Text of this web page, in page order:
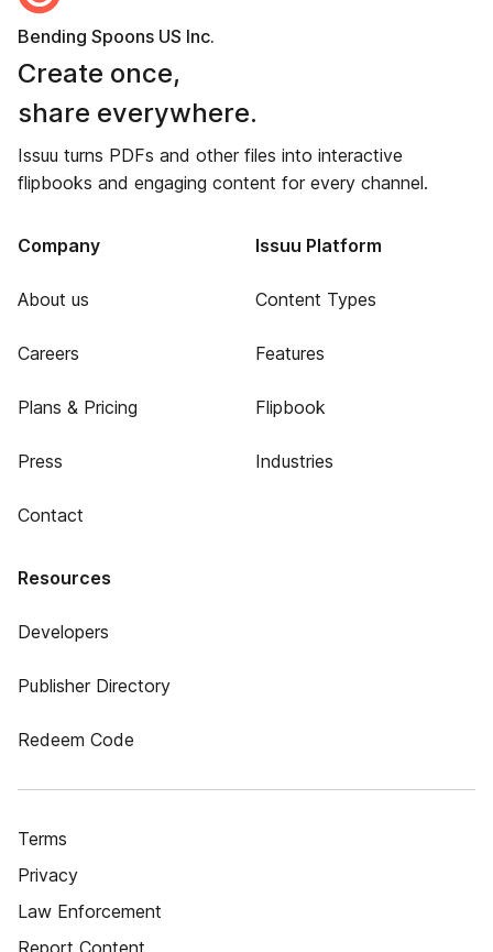
Bending Spoons US Inc.
Create once,
share everywhere.
Issuu turns PDFs and other files into interactive
flipbooks and engaging content for every channel.
Company
About us
Careers
Plans & Pricing
Press
Contact
Issuu Platform
Content Types
Features
Flipbook
Industries
Resources
Developers
Publisher Directory
Redeem Code
Terms
Privacy
Law Enforcement
Report Content